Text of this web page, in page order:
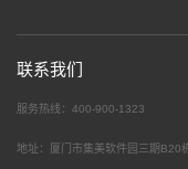
联系我们
服务热线：400-900-1323
地址：厦门市集美软件园三期B20